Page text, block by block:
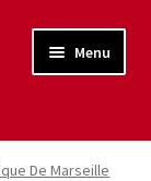
Menu
De Marseille